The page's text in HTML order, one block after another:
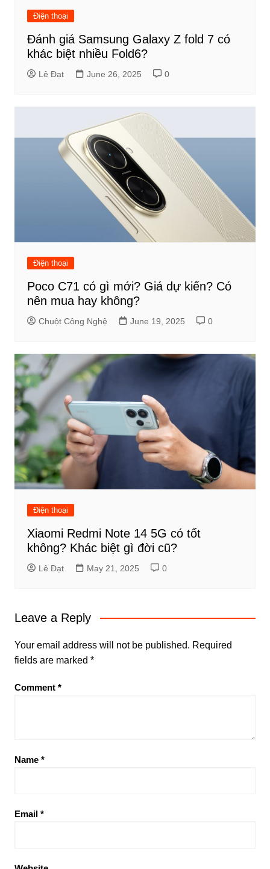
Điện thoại
Đánh giá Samsung Galaxy Z fold 7 có
khác biệt nhiều Fold6?
Lê Đạt June 26, 2025 0
Điện thoại
Poco C71 có gì mới? Giá dự kiến? Có
nên mua hay không?
Chuột Công Nghệ June 19, 2025 0
Điện thoại
Xiaomi Redmi Note 14 5G có tốt
không? Khác biệt gì đời cũ?
Lê Đạt May 21, 2025 0
Leave a Reply
Your email address will not be published. Required
fields are marked *
Comment *
Name *
Email *